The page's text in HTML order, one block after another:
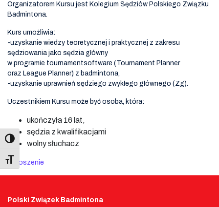
Toggle Font size
Organizatorem Kursu jest Kolegium Sędziów Polskiego Związku
Badmintona.
Kurs umożliwia:
-uzyskanie wiedzy teoretycznej i praktycznej z zakresu
sędziowania jako sędzia główny
w programie tournamentsoftware (Tournament Planner
oraz League Planner) z badmintona,
-uzyskanie uprawnień sędziego zwykłego głównego (Zg).
Uczestnikiem Kursu może być osoba, która:
ukończyła 16 lat,
sędzia z kwalifikacjami
wolny słuchacz
Ogłoszenie
Polski Związek Badmintona